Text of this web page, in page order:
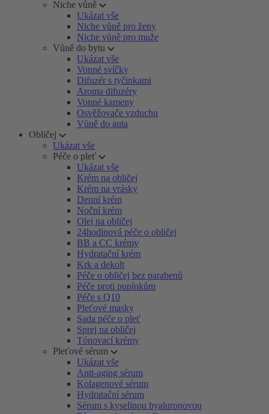
Niche vůně
Ukázat vše
Niche vůně pro ženy
Niche vůně pro muže
Vůně do bytu
Ukázat vše
Vonné svíčky
Difuzér s tyčinkami
Aroma difuzéry
Vonné kameny
Osvěžovače vzduchu
Vůně do auta
Obličej
Ukázat vše
Péče o pleť
Ukázat vše
Krém na obličej
Krém na vrásky
Denní krém
Noční krém
Olej na obličej
24hodinová péče o obličej
BB a CC krémy
Hydratační krém
Krk a dekolt
Péče o obličej bez parabenů
Péče proti pupínkům
Péče s Q10
Pleťové masky
Sada péče o pleť
Sprej na obličej
Tónovací krémy
Pleťové sérum
Ukázat vše
Anti-aging sérum
Kolagenové sérum
Hydratační sérum
Sérum s kyselinou hyaluronovou